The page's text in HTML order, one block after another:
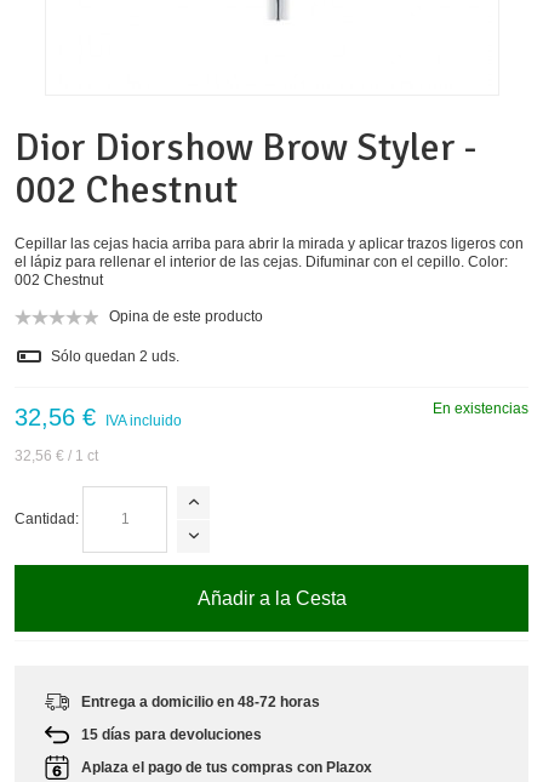
Dior Diorshow Brow Styler -
002 Chestnut
Cepillar las cejas hacia arriba para abrir la mirada y aplicar trazos ligeros con
el lápiz para rellenar el interior de las cejas. Difuminar con el cepillo. Color:
002 Chestnut
Opina de este producto
Sólo quedan 2 uds.
En existencias
32,56 € IVA incluido
32,56 € / 1 ct
Cantidad:
Añadir a la Cesta
Entrega a domicilio en 48-72 horas
15 días para devoluciones
Aplaza el pago de tus compras con Plazox